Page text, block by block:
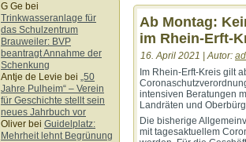
G Ge bei
Trinkwasseranlage für
das Schulzentrum
Brauweiler: BVP
beantragt Annahme der
Schenkung
Antje de Levie bei „50
Jahre Pulheim“ – Verein
für Geschichte stellt sein
neues Jahrbuch vor
Oliver bei Guidelplatz:
Mehrheit lehnt Begrünung
Ab Montag:
im Rhein-Erft-
16. April 2021 | Autor:
Im Rhein-Erft-Kreis gilt
intensiven Beratungen
Landräten und
Die bisherige
mit tagesaktuellem